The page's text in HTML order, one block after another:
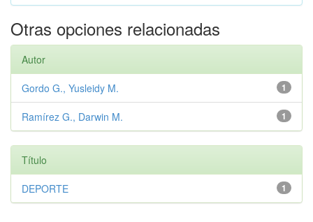
Otras opciones relacionadas
Autor
1
Gordo G., Yusleidy M.
1
Ramírez G., Darwin M.
Título
1
DEPORTE